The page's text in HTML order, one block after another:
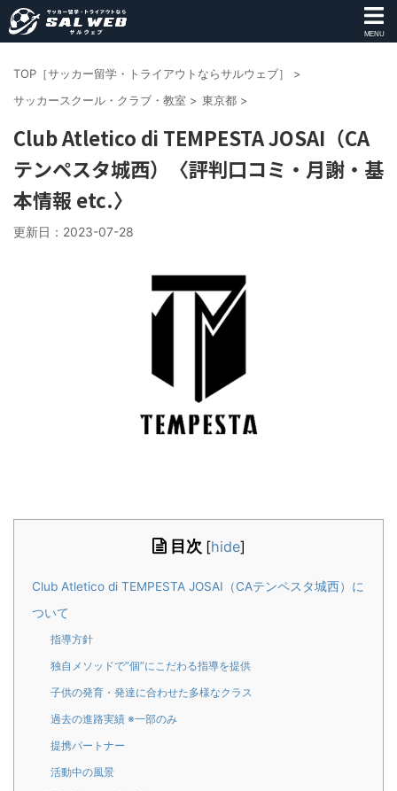
MENU
TOP［サッカー留学・トライアウトならサルウェブ］
>
サッカースクール・クラブ・教室 > 東京都 >
Club Atletico di TEMPESTA JOSAI（CA
テンペスタ城西）〈評判口コミ・月謝・基
本情報 etc.〉
更新日： 2023-07-28
目次 [hide]
Club Atletico di TEMPESTA JOSAI（CAテンペスタ城西）に
ついて
指導方針
独自メソッドで”個”にこだわる指導を提供
子供の発育・発達に合わせた多様なクラス
過去の進路実績 ※一部のみ
提携パートナー
活動中の風景